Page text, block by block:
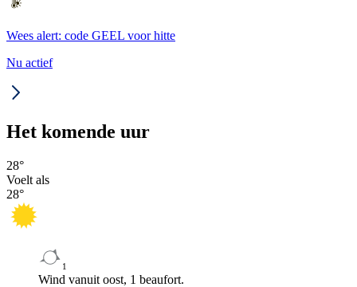
Wees alert: code GEEL voor hitte
Nu actief
Het komende uur
28°
Voelt als
28°
1
Wind vanuit oost, 1 beaufort.